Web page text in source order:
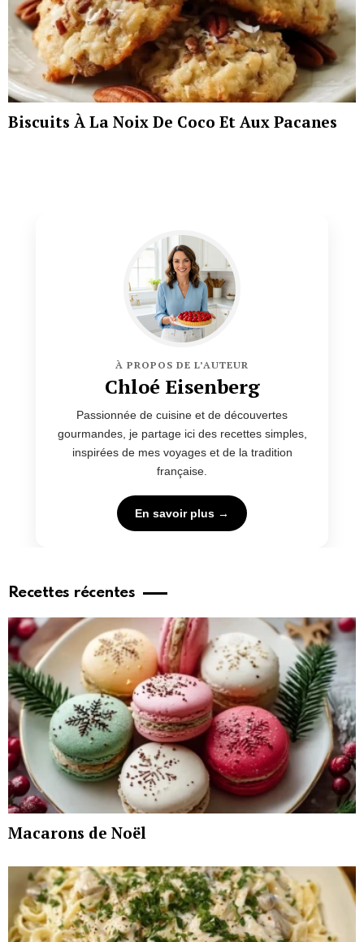
Biscuits À La Noix De Coco Et Aux Pacanes
À PROPOS DE L’AUTEUR
Chloé Eisenberg
Passionnée de cuisine et de découvertes
gourmandes, je partage ici des recettes simples,
inspirées de mes voyages et de la tradition
française.
En savoir plus →
Recettes récentes
Macarons de Noël